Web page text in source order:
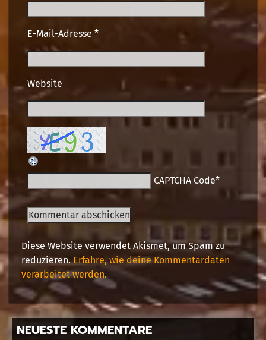
E-Mail-Adresse *
Website
CAPTCHA Code*
Diese Website verwendet Akismet, um Spam zu
reduzieren.Erfahre, wie deine Kommentardaten
verarbeitet werden.
NEUESTE KOMMENTARE